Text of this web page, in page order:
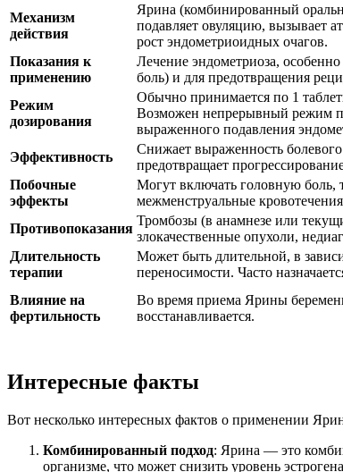
Механизм
действия
Ярина (комбинированный
подавляет овуляцию, вызывает
рост эндометриоидных очагов.
Показания к
применению
Лечение эндометриоза,
боль) и для предотвращения
Режим
дозирования
Обычно принимается по 1
Возможен непрерывный режим
выраженного подавления
Эффективность
Снижает выраженность
предотвращает
Побочные
эффекты
Могут включать головную боль,
межменструальные
Противопоказания
Тромбозы (в анамнезе или
злокачественные опухоли,
Длительность
терапии
Может быть длительной, в
переносимости. Часто
Влияние на
фертильность
Во время приема Ярины
восстанавливается.
Интересные факты
Вот несколько интересных фактов о применении
Комбинированный подход: Ярина — это
организме, что может снизить уровень